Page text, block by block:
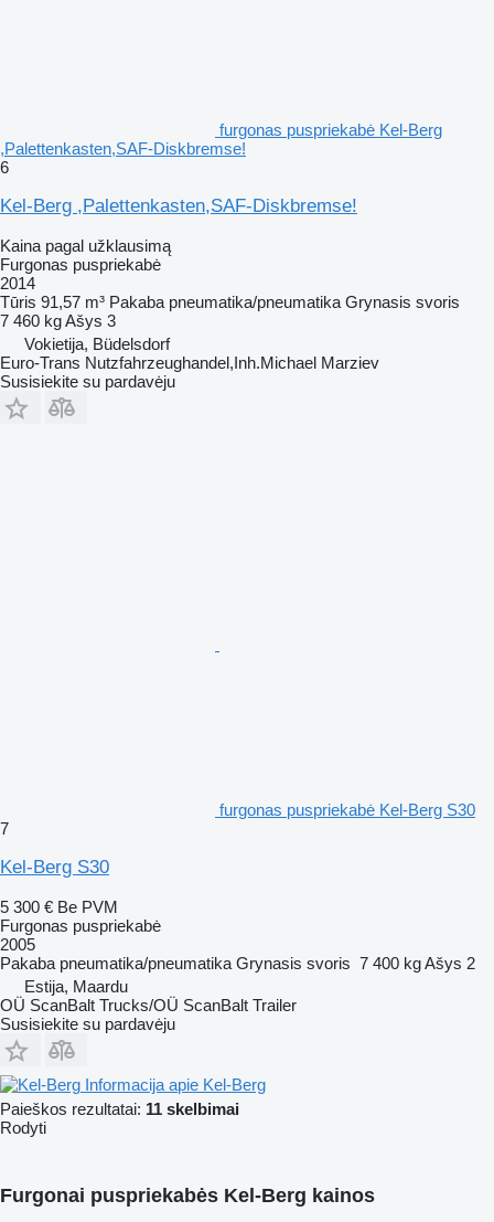
furgonas puspriekabė Kel-Berg
,Palettenkasten,SAF-Diskbremse!
6
Kel-Berg ,Palettenkasten,SAF-Diskbremse!
Kaina pagal užklausimą
Furgonas puspriekabė
2014
Tūris 91,57 m³ Pakaba pneumatika/pneumatika Grynasis svoris
7 460 kgAšys 3
Vokietija, Büdelsdorf
Euro-Trans Nutzfahrzeughandel,Inh.Michael Marziev
Susisiekite su pardavėju
furgonas puspriekabė Kel-Berg S30
7
Kel-Berg S30
5 300 € Be PVM
Furgonas puspriekabė
2005
Pakaba pneumatika/pneumatika Grynasis svoris 7 400 kgAšys 2
Estija, Maardu
OÜ ScanBalt Trucks/OÜ ScanBalt Trailer
Susisiekite su pardavėju
Informacija apie Kel-Berg
Paieškos rezultatai: 11 skelbimai
Rodyti
Furgonai puspriekabės Kel-Berg kainos